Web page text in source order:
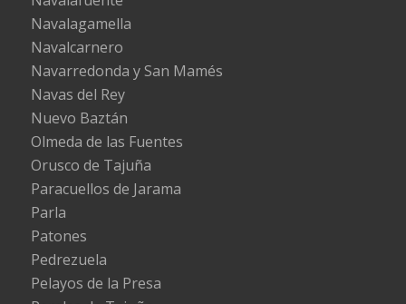
Navalagamella
Navalcarnero
Navarredonda y San Mamés
Navas del Rey
Nuevo Baztán
Olmeda de las Fuentes
Orusco de Tajuña
Paracuellos de Jarama
Parla
Patones
Pedrezuela
Pelayos de la Presa